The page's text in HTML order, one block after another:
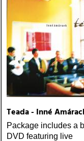
Teada - Inné
Package includes a
DVD featuring live